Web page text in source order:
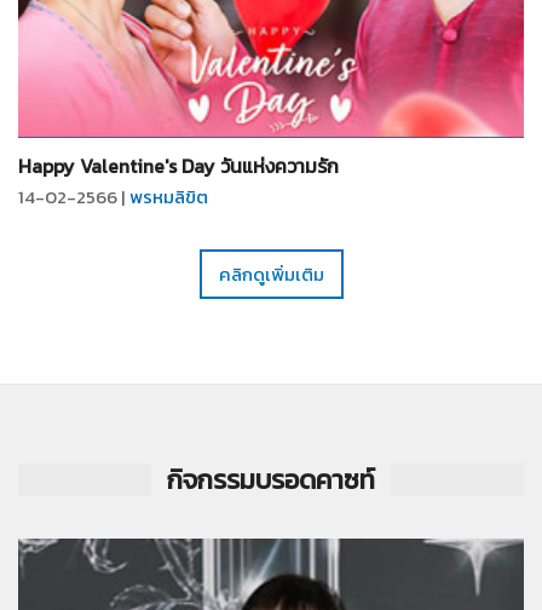
จำนวน5รูป
Happy Valentine's Day วันแห่งความรัก
14-02-2566 |พรหมลิขิต
คลิกดูเพิ่มเติม
กิจกรรมบรอดคาซท์